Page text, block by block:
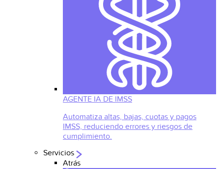
AGENTE IA DE IMSS
Automatiza altas, bajas, cuotas y pagos
IMSS, reduciendo errores y riesgos de
cumplimiento.
Servicios
Atrás